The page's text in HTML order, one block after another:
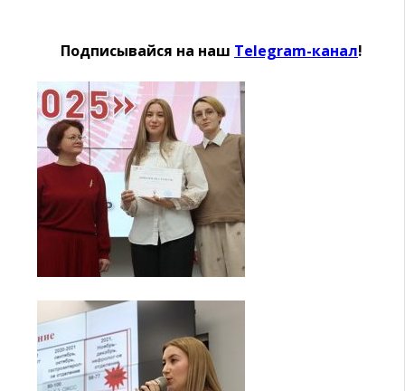
Подписывайся на наш Telegram-канал!